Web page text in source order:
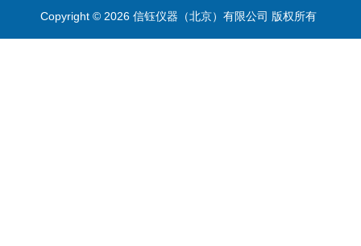
Copyright © 2026 信钰仪器（北京）有限公司 版权所有